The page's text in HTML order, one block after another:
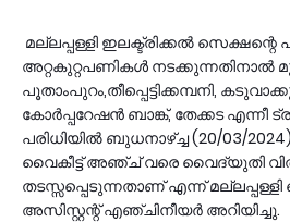
മല്ലപ്പള്ളി ഇലക്ട്രിക്കൽ സെക്ഷന്റെ
അറ്റകുറ്റപണികൾ നടക്കുന്നതിനാൽ
പൂതാംപുറം,തീപ്പെട്ടിക്കമ്പനി,
കോർപ്പറേഷൻ ബാങ്ക്, തേക്കട എന്നീ
പരിധിയിൽ ബുധനാഴ്ച്ച (20/03/
വൈകീട്ട് അഞ്ച് വരെ വൈദ്യുതി
തടസ്സപ്പെടുന്നതാണ്‌ എന്ന്
അസിസ്റ്റന്റ് എഞ്ചിനീയർ അറിയിച്ചു.